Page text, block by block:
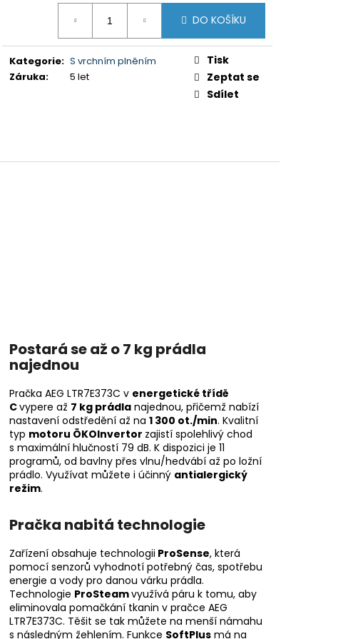
DO KOŠÍKU
Kategorie: S vrchním plněním
Záruka: 5 let
Tisk
Zeptat se
Sdílet
Postará se až o 7 kg prádla
najednou
Pračka AEG LTR7E373C v energetické třídě
Cvypere až 7 kg prádla najednou, přičemž nabízí
nastavení odstředění až na 1 300 ot./min. Kvalitní
typ motoru ÖKOInvertor zajistí spolehlivý chod
s maximální hlučností 79 dB. K dispozici je 11
programů, od bavlny přes vlnu/hedvábí až po ložní
prádlo. Využívat můžete i účinný antialergický
režim.
Pračka nabitá technologie
Zařízení obsahuje technologii ProSense, která
pomocí senzorů vyhodnotí potřebný čas, spotřebu
energie a vody pro danou várku prádla.
Technologie ProSteamvyužívá páru k tomu, aby
eliminovala pomačkání tkanin v pračce AEG
LTR7E373C. Těšit se tak můžete na menší námahu
s následným žehlením. Funkce SoftPlus má na